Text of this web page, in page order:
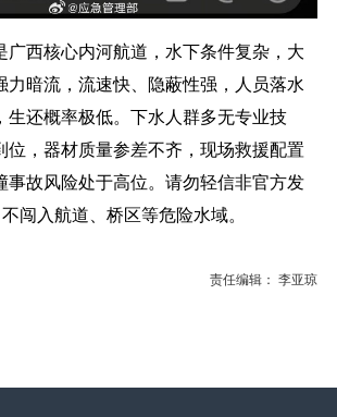
广西核心内河航道，水下条件复杂，大
力暗流，流速快、隐蔽性强，人员落水
生还概率极低。下水人群多无专业技
位，器材质量参差不齐，现场救援配置
事故风险处于高位。请勿轻信非官方发
闯入航道、桥区等危险水域。
责任编辑： 李亚琼